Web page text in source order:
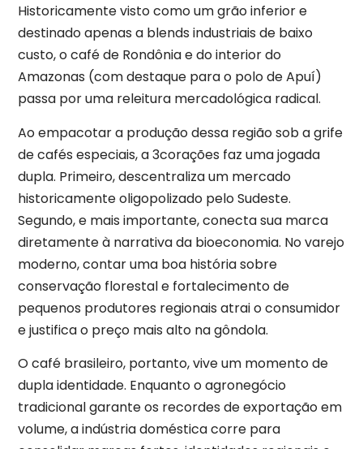
Historicamente visto como um grão inferior e
destinado apenas a blends industriais de baixo
custo, o café de Rondônia e do interior do
Amazonas (com destaque para o polo de Apuí)
passa por uma releitura mercadológica radical.
Ao empacotar a produção dessa região sob a grife
de cafés especiais, a 3corações faz uma jogada
dupla. Primeiro, descentraliza um mercado
historicamente oligopolizado pelo Sudeste.
Segundo, e mais importante, conecta sua marca
diretamente à narrativa da bioeconomia. No varejo
moderno, contar uma boa história sobre
conservação florestal e fortalecimento de
pequenos produtores regionais atrai o consumidor
e justifica o preço mais alto na gôndola.
O café brasileiro, portanto, vive um momento de
dupla identidade. Enquanto o agronegócio
tradicional garante os recordes de exportação em
volume, a indústria doméstica corre para